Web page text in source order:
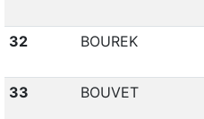
32 BOUREK
33 BOUVET